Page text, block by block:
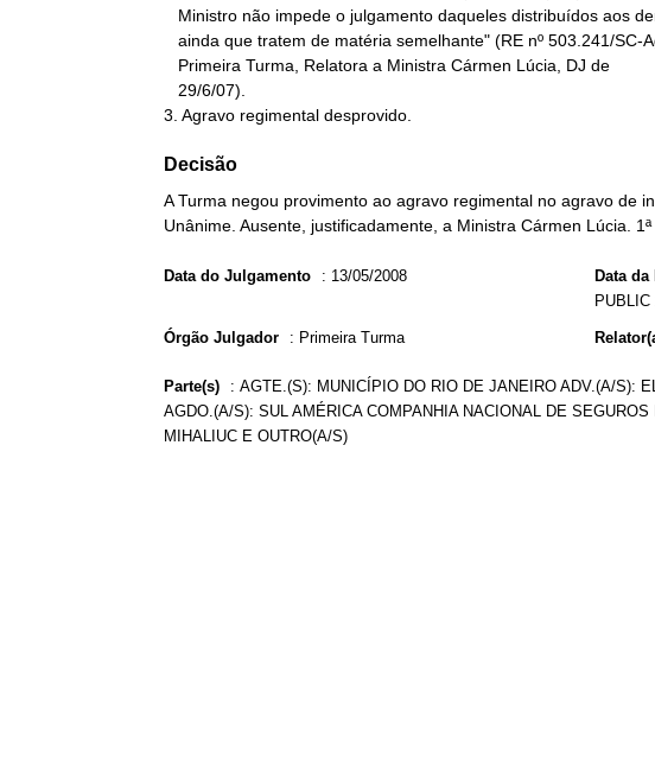
3. Agravo regimental desprovido.
Decisão
A Turma negou provimento ao agravo regimental no agravo de
Unânime. Ausente, justificadamente, a Ministra Cármen Lúcia.
Data do Julgamento : 13/05/2008 Data
Órgão Julgador : Primeira Turma
Parte(s) : AGTE.(S): MUNICÍPIO DO RIO DE JANEIRO ADV.(A/S):
AGDO.(A/S): SUL AMÉRICA COMPANHIA NACIONAL DE
MIHALIUC E OUTRO(A/S)